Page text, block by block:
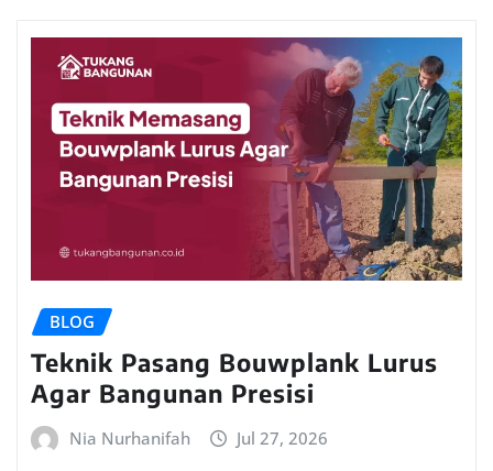
BLOG
Teknik Pasang Bouwplank Lurus
Agar Bangunan Presisi
Nia Nurhanifah Jul 27, 2026